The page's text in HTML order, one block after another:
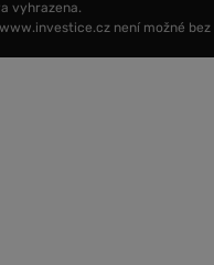
vyhrazena.
není možné bez